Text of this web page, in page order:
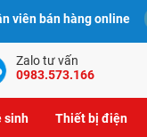
viên bán hàng online
Zalo tư vấn
0983.573.166
sinh Thiết bị điện